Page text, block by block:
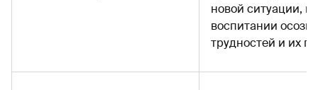
новой ситуации,
воспитании
трудностей и их